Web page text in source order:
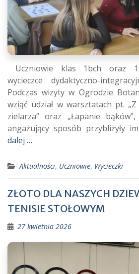
Uczniowie klas 1bch oraz
wycieczce dydaktyczno-
Podczas wizyty w Ogrodzie
wziąć udział w warsztatach pt.
zielarza” oraz „Łapanie
angażujący sposób przybliżyły
dalej …
Aktualności, Uczniowie, Wycieczki
ZŁOTO DLA NASZYCH
TENISIE STOŁOWYM
27 kwietnia 2026